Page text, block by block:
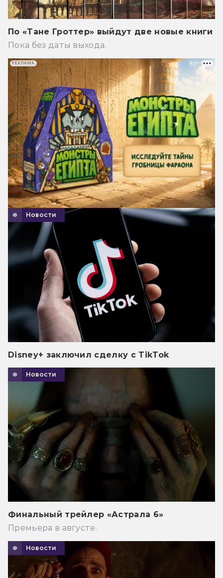
По «Тане Гроттер» выйдут две новые книги
Пока без даты выхода.
Новости
Disney+ заключил сделку с TikTok
Новости
Финальный трейлер «Астрала 6»
Премьера в августе.
Новости
РЕКЛАМА